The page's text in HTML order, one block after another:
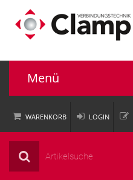
Menü
Einsatzbereiche
WARENKORB LOGIN